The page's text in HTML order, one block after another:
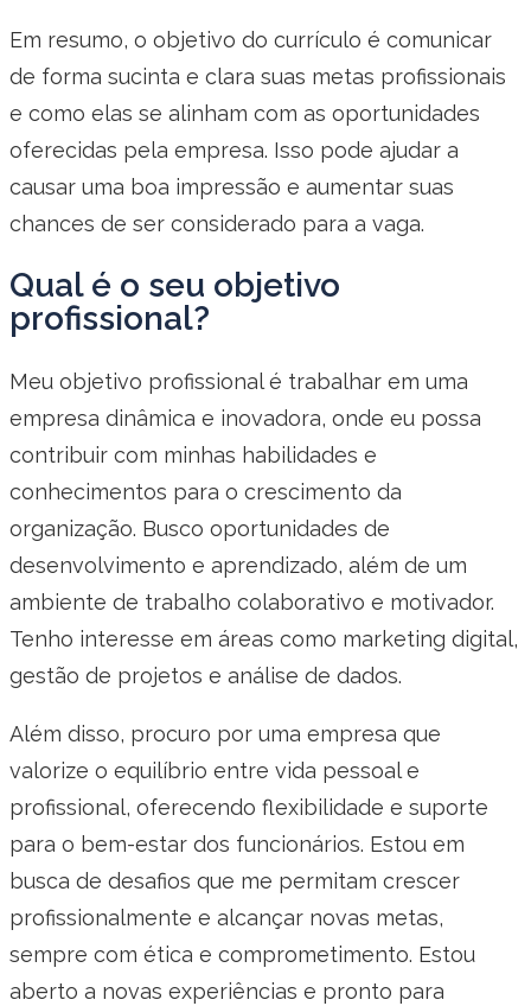
Em resumo, o objetivo do currículo é comunicar
de forma sucinta e clara suas metas profissionais
e como elas se alinham com as oportunidades
oferecidas pela empresa. Isso pode ajudar a
causar uma boa impressão e aumentar suas
chances de ser considerado para a vaga.
Qual é o seu objetivo
profissional?
Meu objetivo profissional é trabalhar em uma
empresa dinâmica e inovadora, onde eu possa
contribuir com minhas habilidades e
conhecimentos para o crescimento da
organização. Busco oportunidades de
desenvolvimento e aprendizado, além de um
ambiente de trabalho colaborativo e motivador.
Tenho interesse em áreas como marketing digital,
gestão de projetos e análise de dados.
Além disso, procuro por uma empresa que
valorize o equilíbrio entre vida pessoal e
profissional, oferecendo flexibilidade e suporte
para o bem-estar dos funcionários. Estou em
busca de desafios que me permitam crescer
profissionalmente e alcançar novas metas,
sempre com ética e comprometimento. Estou
aberto a novas experiências e pronto para